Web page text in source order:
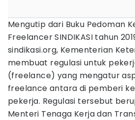
Mengutip dari Buku Pedoman
Freelancer SINDIKASI tahun
sindikasi.org, Kementerian
membuat regulasi untuk
(freelance) yang mengatur
freelance antara di pemberi
pekerja. Regulasi tersebut
Menteri Tenaga Kerja dan